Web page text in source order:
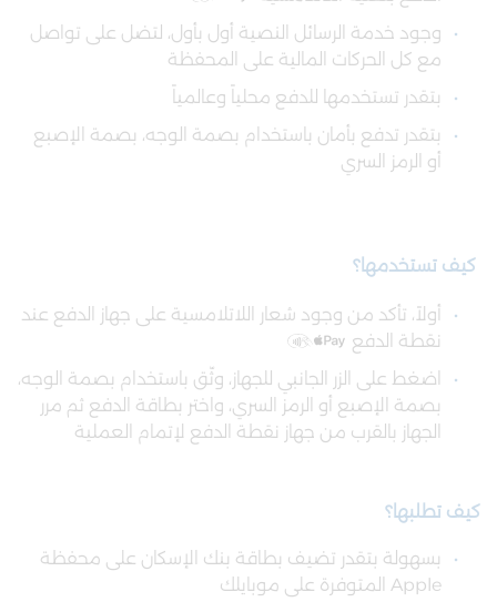
وجود خدمة الرسائل النصية أول بأول، لتضل على تواصل
مع كل الحركات المالية على المحفظة
بتقدر تستخدمها للدفع محلياً وعالمياً
بتقدر تدفع بأمان باستخدام بصمة الوجه، بصمة الإصبع
أو الرمز السري
كيفتستخدمها؟
أولاً، تأكد من وجود شعار اللاتلامسية على جهاز الدفع عند
نقطة الدفع
اضغط على الزر الجانبي للجهاز، وثّق باستخدام بصمة الوجه،
بصمة الإصبع أو الرمز السري، واختر بطاقة الدفع ثم مرر
الجهاز بالقرب من جهاز نقطة الدفع لإتمام العملية
كيف تطلبها؟
بسهولة بتقدر تضيف بطاقة بنك الإسكان على محفظة
Apple المتوفرة على موبايلك